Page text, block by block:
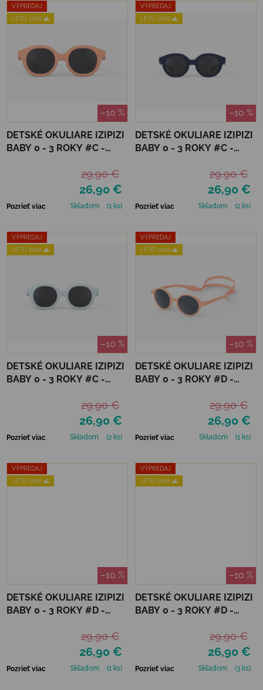
VÝPREDAJ
LETO 2026 🌊
–10 %
DETSKÉ OKULIARE IZIPIZI
BABY 0 - 3 ROKY #C -
26,90 €
29,90 €
Pozrieť viac Skladom (1 ks)
VÝPREDAJ
LETO 2026 🌊
–10 %
DETSKÉ OKULIARE IZIPIZI
BABY 0 - 3 ROKY #C -
26,90 €
29,90 €
Pozrieť viac Skladom (2 ks)
VÝPREDAJ
LETO 2026 🌊
–10 %
DETSKÉ OKULIARE IZIPIZI
BABY 0 - 3 ROKY #C -
26,90 €
29,90 €
Pozrieť viac Skladom (2 ks)
VÝPREDAJ
LETO 2026 🌊
–10 %
DETSKÉ OKULIARE IZIPIZI
BABY 0 - 3 ROKY #D -
26,90 €
29,90 €
Pozrieť viac Skladom (1 ks)
VÝPREDAJ
LETO 2026 🌊
–10 %
DETSKÉ OKULIARE IZIPIZI
BABY 0 - 3 ROKY #D -
26,90 €
29,90 €
Pozrieť viac Skladom (1 ks)
VÝPREDAJ
LETO 2026 🌊
–10 %
DETSKÉ OKULIARE IZIPIZI
BABY 0 - 3 ROKY #D -
26,90 €
29,90 €
Pozrieť viac Skladom (3 ks)